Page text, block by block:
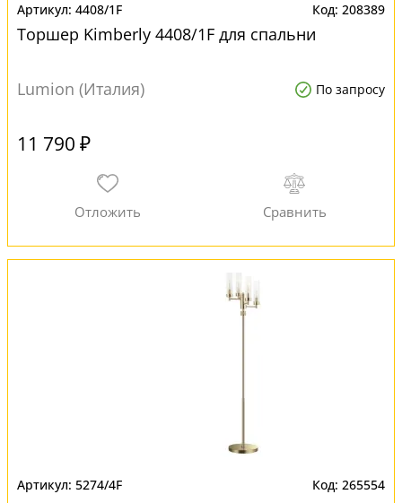
4408/1F 208389
Торшер Kimberly 4408/1F для спальни
Lumion (Италия) По запросу
11 790 ₽
5274/4F 265554